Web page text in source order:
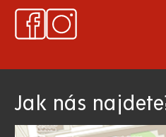
Jak nás